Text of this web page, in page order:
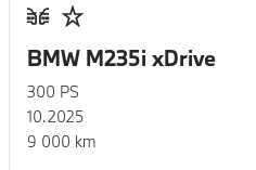
BMW M235i xDrive
300 PS
10.2025
9 000 km